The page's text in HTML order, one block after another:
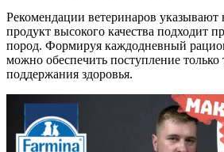
Рекомендации ветеринаров указывают
продукт высокого качества подходит
пород. Формируя каждодневный
можно обеспечить поступление
поддержания здоровья.